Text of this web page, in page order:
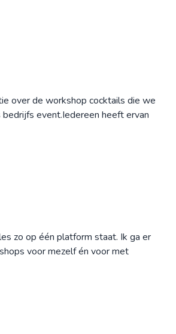
over de workshop cocktails die we
event.Iedereen heeft ervan
zo op één platform staat. Ik ga er
voor mezelf én voor met